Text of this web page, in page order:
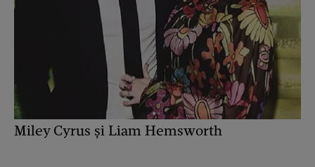
Miley Cyrus și Liam Hemsworth